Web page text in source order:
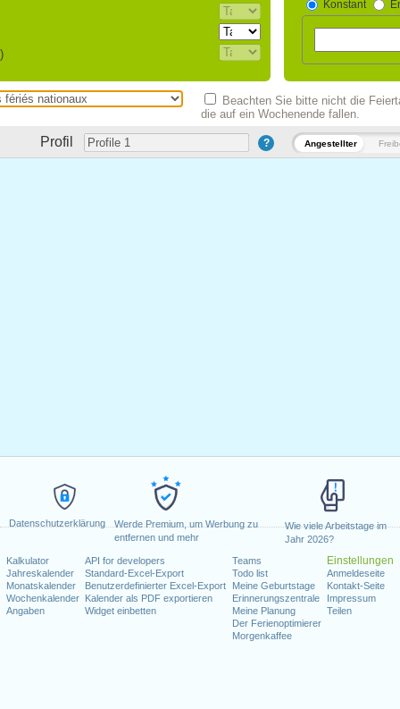
Datenschutzerklärung
Werde Premium, um Werbung zu
entfernen und mehr
Wie viele Arbeitstage im
Jahr 2026?
Kalkulator
Jahreskalender
Monatskalender
Wochenkalender
Angaben
API for developers
Standard-Excel-Export
Benutzerdefinierter Excel-Export
Kalender als PDF exportieren
Widget einbetten
Teams
Todo list
Meine Geburtstage
Erinnerungszentrale
Meine Planung
Der Ferienoptimierer
Morgenkaffee
Einstellungen
Anmeldeseite
Kontakt-Seite
Impressum
Teilen
Konstant
Profil ? Angestellter
Beachten Sie bitte nicht die
die auf ein Wochenende fallen.